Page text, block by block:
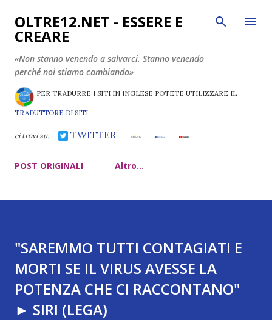
Passa ai contenuti principali
OLTRE12.NET - ESSERE E
CREARE
«Non stanno venendo a salvarci. Stanno venendo
perché noi stiamo cambiando»
PER TRADURRE I SITI IN INGLESE POTETE UTILIZZARE IL
TRADUTTORE DI SITI
ci trovi su: TWITTER
POST ORIGINALI Altro…
"SAREMMO TUTTI CONTAGIATI E
MORTI SE IL VIRUS AVESSE LA
POTENZA CHE CI RACCONTANO"
► SIRI (LEGA)